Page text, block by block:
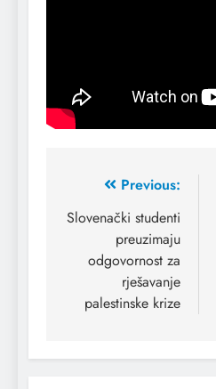
Previous:
Slovenački studenti
preuzimaju
odgovornost za
rješavanje
palestinske krize